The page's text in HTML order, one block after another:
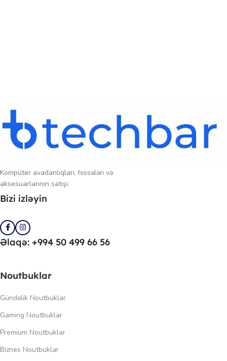
Kompüter avadanlıqları, hissələri və
aksesuarlarının satışı.
Bizi izləyin
Əlaqə: +994 50 499 66 56
Noutbuklar
Gündəlik Noutbuklar
Gaming Noutbuklar
Premium Noutbuklar
Biznes Noutbuklar